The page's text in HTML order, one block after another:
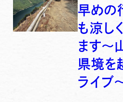
早めの
も涼し
ます〜
県境を
ライブ